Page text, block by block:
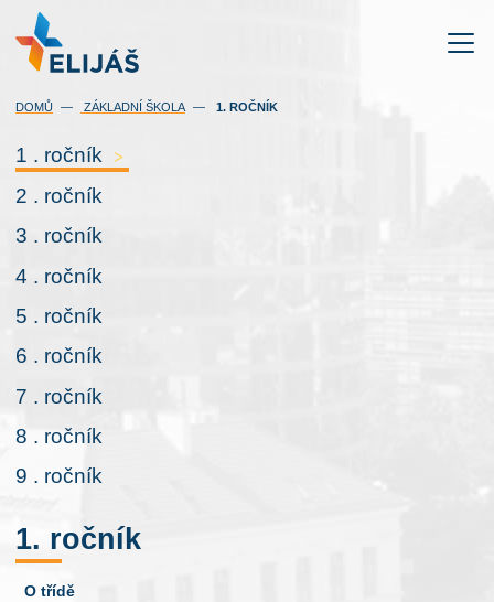
DOMŮ ZÁKLADNÍ ŠKOLA 1. ROČNÍK(AKTUÁLNÍ)
1 . ročník >
2 . ročník
3 . ročník
4 . ročník
5 . ročník
6 . ročník
7 . ročník
8 . ročník
9 . ročník
1. ročník
O třídě